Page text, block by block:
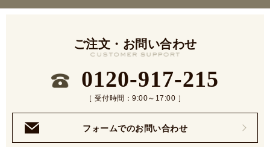
ご注文・お問い合わせ
0120-917-215
［ 受付時間：9:00～17:00 ］
フォームでのお問い合わせ